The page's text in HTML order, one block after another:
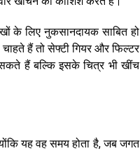
के लिए नुकसानदायक साबित हो
हैं तो सेफ्टी गियर और फिल्टर
हैं बल्कि इसके चित्र भी खींच
यह वह समय होता है, जब जगत